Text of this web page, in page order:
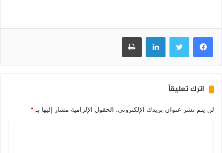
فيسبوك تويتر لينكدإن طباعة
اترك تعليقاً
لن يتم نشر عنوان بريدك الإلكتروني. الحقول الإلزامية مشار إليها بـ*